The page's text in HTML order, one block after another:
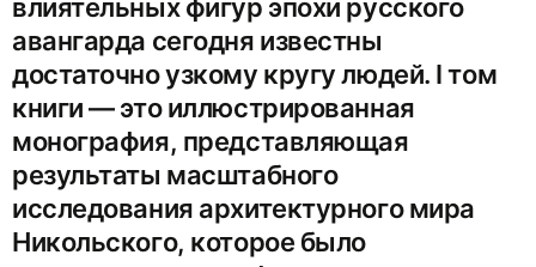
влиятельных фигур эпохи русского
авангарда сегодня известны
достаточно узкому кругу людей. I том
книги — это иллюстрированная
монография, представляющая
результаты масштабного
исследования архитектурного мира
Никольского, которое было